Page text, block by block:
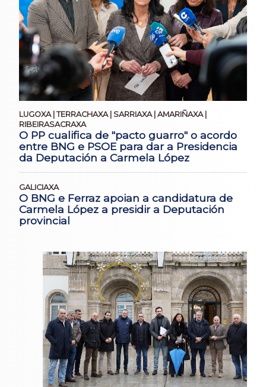
LUGOXA | TERRACHAXA | SARRIAXA | AMARIÑAXA |
RIBEIRASACRAXA
O PP cualifica de "pacto guarro" o acordo
entre BNG e PSOE para dar a Presidencia
da Deputación a Carmela López
GALICIAXA
O BNG e Ferraz apoian a candidatura de
Carmela López a presidir a Deputación
provincial